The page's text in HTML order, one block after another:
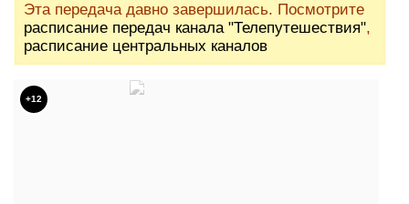
Эта передача давно завершилась. Посмотрите
расписание передач канала "Телепутешествия",
расписание центральных каналов
+12